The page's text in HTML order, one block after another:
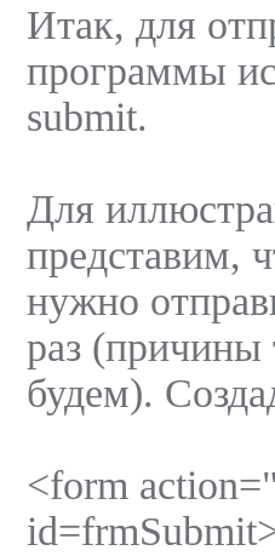
Итак, для
программы
submit.
Для
представим,
нужно
раз (причины
будем).
<form